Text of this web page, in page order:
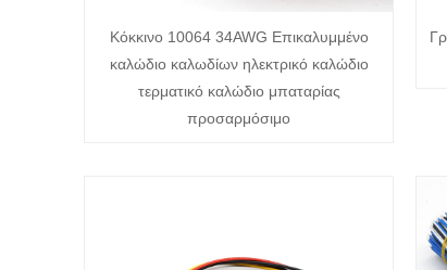
Κόκκινο 10064 34AWG Επικαλυμμένο
καλώδιο καλωδίων ηλεκτρικό καλώδιο
τερματικό καλώδιο μπαταρίας
προσαρμόσιμο